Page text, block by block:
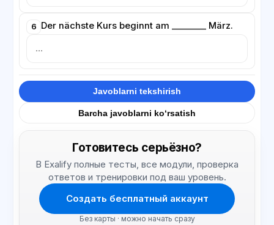
6 Der nächste Kurs beginnt am ________ März.
Javoblarni tekshirish
Barcha javoblarni ko‘rsatish
Готовитесь серьёзно?
В Exalify полные тесты, все модули, проверка
ответов и тренировки под ваш уровень.
Создать бесплатный аккаунт
Без карты · можно начать сразу